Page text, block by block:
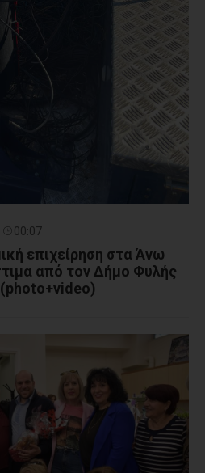
00:07
επιχείρηση στα Άνω
από τον Δήμο Φυλής